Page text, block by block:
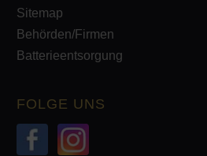
Sitemap
Behörden/Firmen
Batterieentsorgung
FOLGE UNS